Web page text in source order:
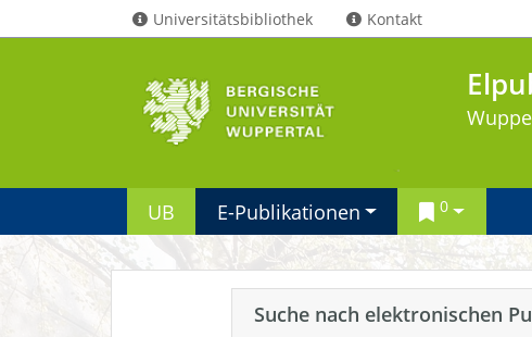
Universitätsbibliothek Kontakt
UB E-Publikationen 0
Suche nach elektronischen